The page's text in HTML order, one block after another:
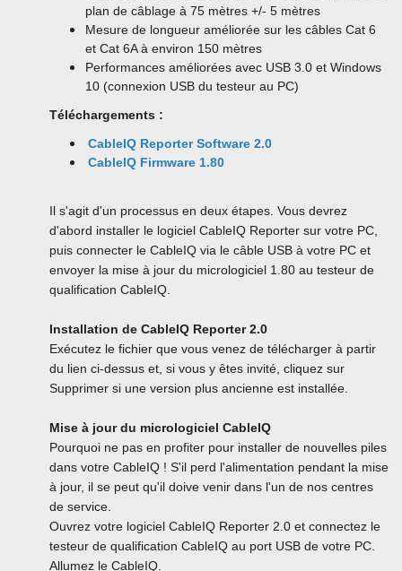
plan de câblage à 75 mètres +/- 5 mètres
Mesure de longueur améliorée sur les câbles Cat 6
et Cat 6A à environ 150 mètres
Performances améliorées avec USB 3.0 et Windows
10 (connexion USB du testeur au PC)
Téléchargements :
CableIQ Reporter Software 2.0
CableIQ Firmware 1.80
Il s'agit d'un processus en deux étapes. Vous devrez
d'abord installer le logiciel CableIQ Reporter sur votre PC,
puis connecter le CableIQ via le câble USB à votre PC et
envoyer la mise à jour du micrologiciel 1.80 au testeur de
qualification CableIQ.
Installation de CableIQ Reporter 2.0
Exécutez le fichier que vous venez de télécharger à partir
du lien ci-dessus et, si vous y êtes invité, cliquez sur
Supprimer si une version plus ancienne est installée.
Mise à jour du micrologiciel CableIQ
Pourquoi ne pas en profiter pour installer de nouvelles piles
dans votre CableIQ ! S'il perd l'alimentation pendant la mise
à jour, il se peut qu'il doive venir dans l'un de nos centres
de service.
Ouvrez votre logiciel CableIQ Reporter 2.0 et connectez le
testeur de qualification CableIQ au port USB de votre PC.
Allumez le CableIQ.